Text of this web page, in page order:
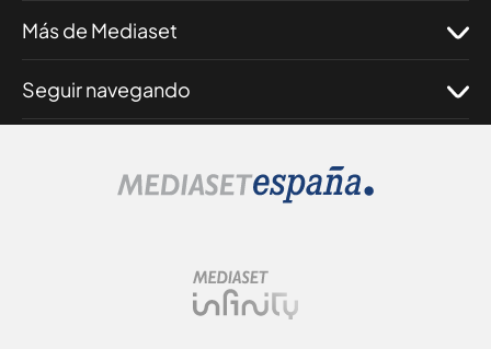
Más de Mediaset
Seguir navegando